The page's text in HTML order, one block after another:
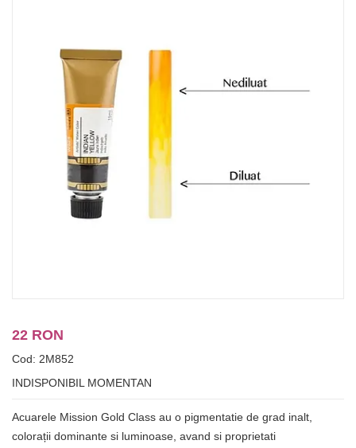
22 RON
Cod: 2M852
INDISPONIBIL MOMENTAN
Acuarele Mission Gold Class au o pigmentatie de grad inalt,
colorații dominante si luminoase, avand si proprietati